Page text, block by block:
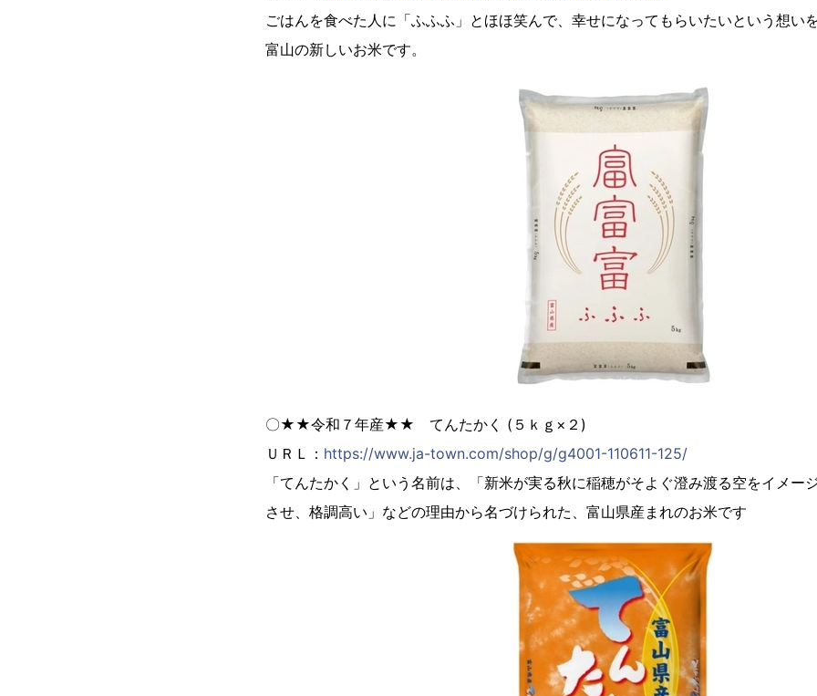
ごはんを食べた人に「ふふふ」とほほ笑んで、幸せになってもらいたいという想い
富山の新しいお米です。
〇★★令和７年産★★ てんたかく (５ｋｇ×２)
ＵＲＬ： https://www.ja-town.com/shop/g/g4001-110611-125/
「てんたかく」という名前は、「新米が実る秋に稲穂がそよぐ澄み渡る空をイメー
させ、格調高い」などの理由から名づけられた、富山県産まれのお米です